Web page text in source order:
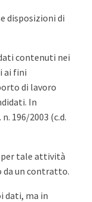
disposizioni di
contenuti nei
ai fini
di lavoro
In
196/2003 (c.d.
tale attività
da un contratto.
dati, ma in